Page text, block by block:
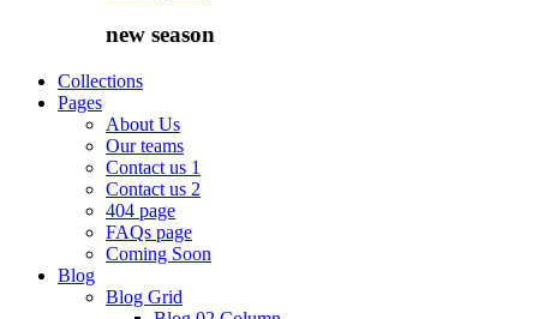
new season
Collections
Pages
About Us
Our teams
Contact us 1
Contact us 2
404 page
FAQs page
Coming Soon
Blog
Blog Grid